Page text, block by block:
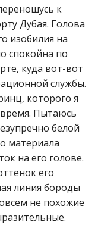
к
Дубая. Голова
изобилия на
спокойна по
куда вот-вот
службы.
которого я
Пытаюсь
белой
материала
на его голове.
его
линия бороды
не похожие